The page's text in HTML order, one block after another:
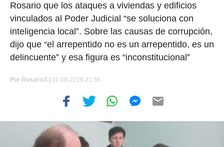
Rosario que los ataques a viviendas y edificios
vinculados al Poder Judicial “se soluciona con
inteligencia local”. Sobre las causas de corrupción,
dijo que “el arrepentido no es un arrepentido, es un
delincuente” y esa figura es “inconstitucional”
Por Rosario3 | 11-08-2018 21:36